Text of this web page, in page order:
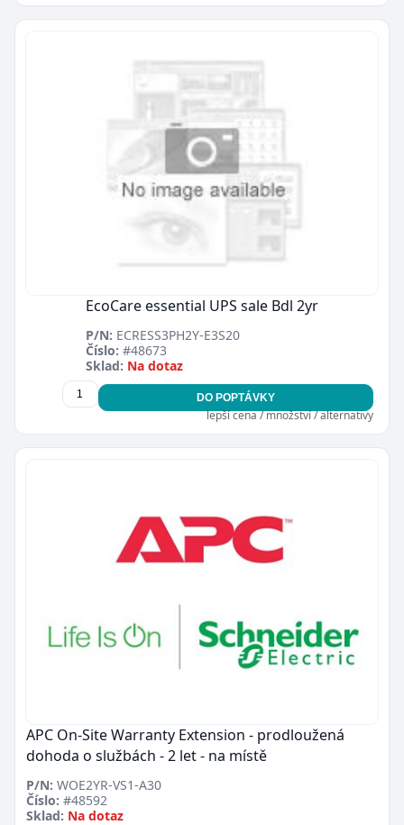
EcoCare essential UPS sale Bdl 2yr
P/N: ECRESS3PH2Y-E3S20
Číslo: #48673
Sklad: Na dotaz
DO POPTÁVKY
lepší cena / množství / alternativy
APC On-Site Warranty Extension - prodloužená
dohoda o službách - 2 let - na místě
P/N: WOE2YR-VS1-A30
Číslo: #48592
Sklad: Na dotaz